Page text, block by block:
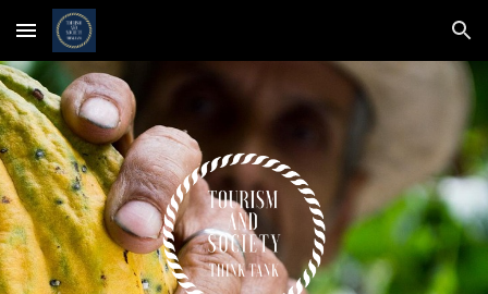
Skip to main content Skip to navigation